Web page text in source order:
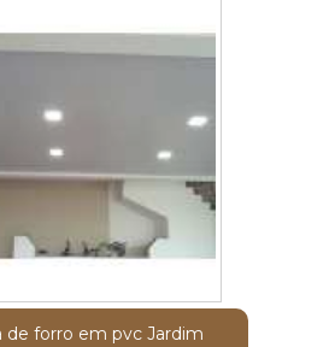
de forro em pvc Jardim